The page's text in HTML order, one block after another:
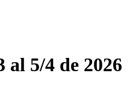
al 5/4 de 2026